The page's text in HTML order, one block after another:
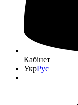
Кабінет
УкрРус